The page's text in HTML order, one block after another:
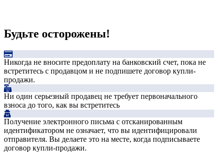
Будьте осторожены!
Никогда не вносите предоплату на банковский счет, пока не
встретитесь с продавцом и не подпишете договор купли-
продажи.
Ни один серьезный продавец не требует первоначального
взноса до того, как вы встретитесь
Получение электронного письма с отсканированным
идентификатором не означает, что вы идентифицировали
отправителя. Вы делаете это на месте, когда подписываете
договор купли-продажи.